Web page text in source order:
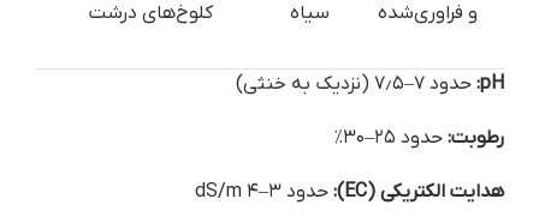
و فراوری‌شده
سیاه
کلوخ‌های درشت
pH: حدود ۷–۷٫۵ (نزدیک به خنثی)
رطوبت: حدود ۲۵–۳۰٪
هدایت الکتریکی (EC): حدود ۳–۴ dS/m